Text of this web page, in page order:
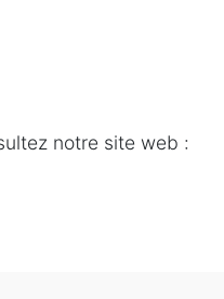
notre site web :